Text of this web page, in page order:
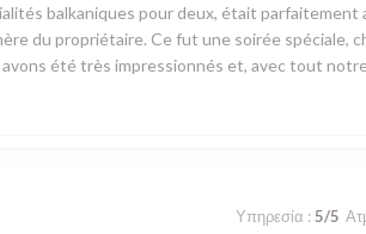
balkaniques pour deux, était
du propriétaire. Ce fut une soirée spéciale,
été très impressionnés et, avec tout
Υπηρεσία : 5/5